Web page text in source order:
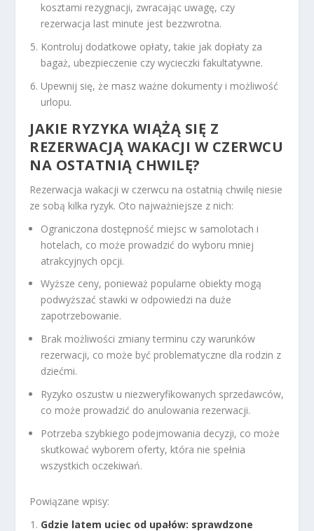
kosztami rezygnacji, zwracając uwagę, czy
rezerwacja last minute jest bezzwrotna.
Kontroluj dodatkowe opłaty, takie jak dopłaty za
bagaż, ubezpieczenie czy wycieczki fakultatywne.
Upewnij się, że masz ważne dokumenty i możliwość
urlopu.
JAKIE RYZYKA WIĄŻĄ SIĘ Z
REZERWACJĄ WAKACJI W CZERWCU
NA OSTATNIĄ CHWILĘ?
Rezerwacja wakacji w czerwcu na ostatnią chwilę niesie
ze sobą kilka ryzyk. Oto najważniejsze z nich:
Ograniczona dostępność miejsc w samolotach i
hotelach, co może prowadzić do wyboru mniej
atrakcyjnych opcji.
Wyższe ceny, ponieważ popularne obiekty mogą
podwyższać stawki w odpowiedzi na duże
zapotrzebowanie.
Brak możliwości zmiany terminu czy warunków
rezerwacji, co może być problematyczne dla rodzin z
dziećmi.
Ryzyko oszustw u niezweryfikowanych sprzedawców,
co może prowadzić do anulowania rezerwacji.
Potrzeba szybkiego podejmowania decyzji, co może
skutkować wyborem oferty, która nie spełnia
wszystkich oczekiwań.
Powiązane wpisy:
Gdzie latem uciec od upałów: sprawdzone